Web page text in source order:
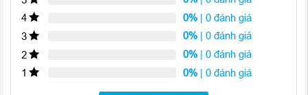
điểm ảnh cao khiến trải nghiệm lướt, quét trên iPhone 14 Pro
Max cũ diễn ra như một giấc mộng tuyệt vời.
4
0% | 0 đánh giá
3
0% | 0 đánh giá
2
0% | 0 đánh giá
1
0% | 0 đánh giá